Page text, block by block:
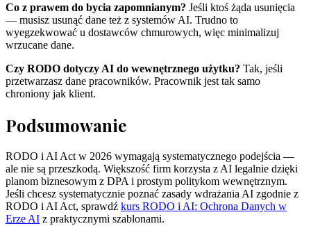
Co z prawem do bycia zapomnianym? Jeśli ktoś żąda usunięcia
— musisz usunąć dane też z systemów AI. Trudno to
wyegzekwować u dostawców chmurowych, więc minimalizuj
wrzucane dane.
Czy RODO dotyczy AI do wewnętrznego użytku? Tak, jeśli
przetwarzasz dane pracowników. Pracownik jest tak samo
chroniony jak klient.
Podsumowanie
RODO i AI Act w 2026 wymagają systematycznego podejścia —
ale nie są przeszkodą. Większość firm korzysta z AI legalnie dzięki
planom biznesowym z DPA i prostym politykom wewnętrznym.
Jeśli chcesz systematycznie poznać zasady wdrażania AI zgodnie z
RODO i AI Act, sprawdź kurs RODO i AI: Ochrona Danych w
Erze AI z praktycznymi szablonami.